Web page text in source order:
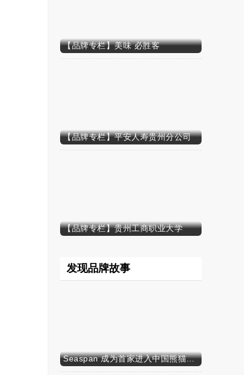
【品牌专栏】美味 必胜客
【品牌专栏】平安人寿贵州分公司
【品牌专栏】贵州工商职业大学
发现品牌故事
Seaspan 成为首家进入中国熊猫债市场的国际船东及运营商